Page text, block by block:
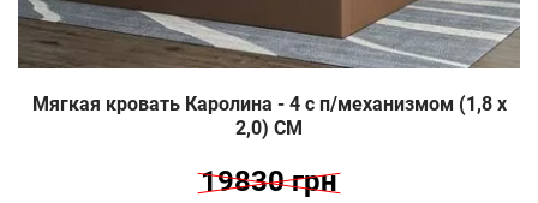
Мягкая кровать Каролина - 4 c п/механизмом (1,8 х
2,0) СМ
19830 грн